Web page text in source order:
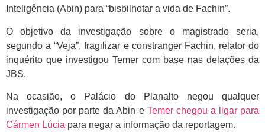
Inteligência (Abin) para “bisbilhotar a vida de Fachin”.
O objetivo da investigação sobre o magistrado seria,
segundo a “Veja”, fragilizar e constranger Fachin, relator do
inquérito que investigou Temer com base nas delações da
JBS.
Na ocasião, o Palácio do Planalto negou qualquer
investigação por parte da Abin e Temer chegou a ligar para
Cármen Lúcia para negar a informação da reportagem.